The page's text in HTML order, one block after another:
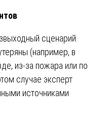
сценарий.
(например, в
из-за пожара или по
случае эксперт
источниками